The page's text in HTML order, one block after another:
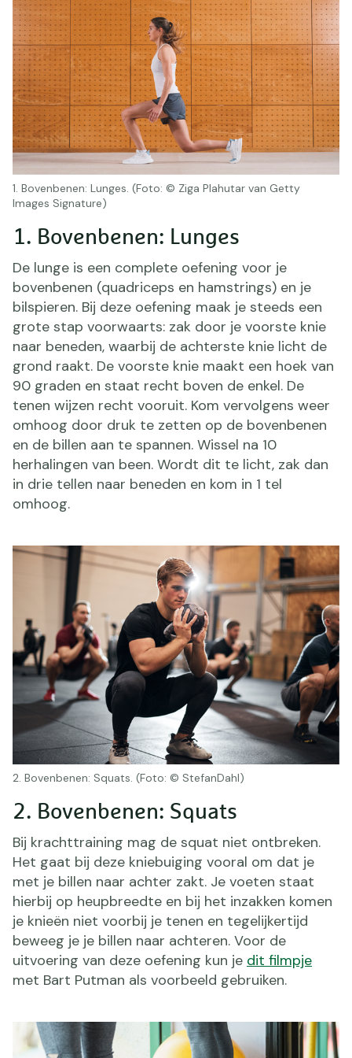
1. Bovenbenen: Lunges
De lunge is een complete oefening voor je
bovenbenen (quadriceps en hamstrings) en je
bilspieren. Bij deze oefening maak je steeds een
grote stap voorwaarts: zak door je voorste knie
naar beneden, waarbij de achterste knie licht de
grond raakt. De voorste knie maakt een hoek van
90 graden en staat recht boven de enkel. De
tenen wijzen recht vooruit. Kom vervolgens weer
omhoog door druk te zetten op de bovenbenen
en de billen aan te spannen. Wissel na 10
herhalingen van been. Wordt dit te licht, zak dan
in drie tellen naar beneden en kom in 1 tel
omhoog.
1. Bovenbenen: Lunges. (Foto: © Ziga Plahutar van Getty
Images Signature)
2. Bovenbenen: Squats. (Foto: © StefanDahl)
2. Bovenbenen: Squats
Bij krachttraining mag de squat niet ontbreken.
Het gaat bij deze kniebuiging vooral om dat je
met je billen naar achter zakt. Je voeten staat
hierbij op heupbreedte en bij het inzakken komen
je knieën niet voorbij je tenen en tegelijkertijd
beweeg je je billen naar achteren. Voor de
uitvoering van deze oefening kun je dit filmpje
met Bart Putman als voorbeeld gebruiken.